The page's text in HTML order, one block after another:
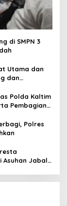
di SMPN 3
Utama dan
dan
Polda Kaltim
Pembagian
Polres
Asuhan Jabal